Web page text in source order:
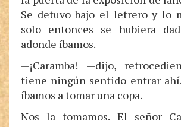
Se detuvo bajo el letrero y lo
solo entonces se hubiera
adonde íbamos.
—¡Caramba! —dijo,
tiene ningún sentido entrar ahí.
íbamos a tomar una copa.
Nos la tomamos. El señor